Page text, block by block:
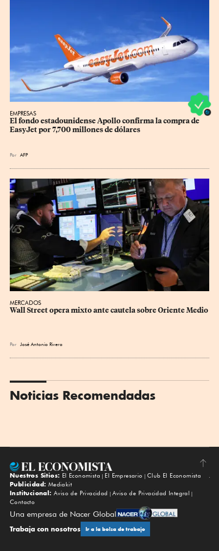
EMPRESAS
El fondo estadounidense Apollo confirma la compra de
EasyJet por 7,700 millones de dólares
Por AFP
MERCADOS
Wall Street opera mixto ante cautela sobre Oriente Medio
Por José Antonio Rivera
Noticias Recomendadas
Subir
Nuestros Sitios: El Economista El Empresario
Club El Economista
Publicidad: Mediakit
Institucional: Aviso de Privacidad
Aviso de Privacidad Integral
Contacto
Una empresa de Nacer Global
Trabaja con nosotros Ir a la bolsa de trabajo